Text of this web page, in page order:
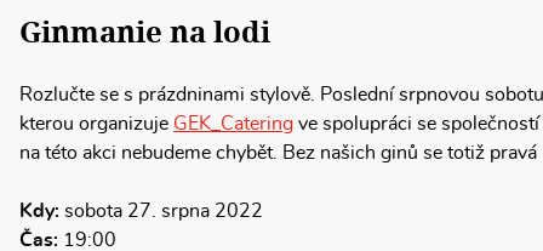
Ginmanie na lodi
Rozlučte se s prázdninami stylově. Poslední srpnovou
kterou organizuje GEK_Catering ve spolupráci se společností
na této akci nebudeme chybět. Bez našich ginů se totiž
Kdy: sobota 27. srpna 2022
Čas: 19:00